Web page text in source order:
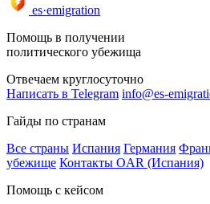
es·emigration
Помощь в получении
политического убежища
Отвечаем круглосуточно
Написать в Telegram info@es-
Гайды по странам
Все страны Испания Германия
убежище Контакты OAR (Испания)
Помощь с кейсом